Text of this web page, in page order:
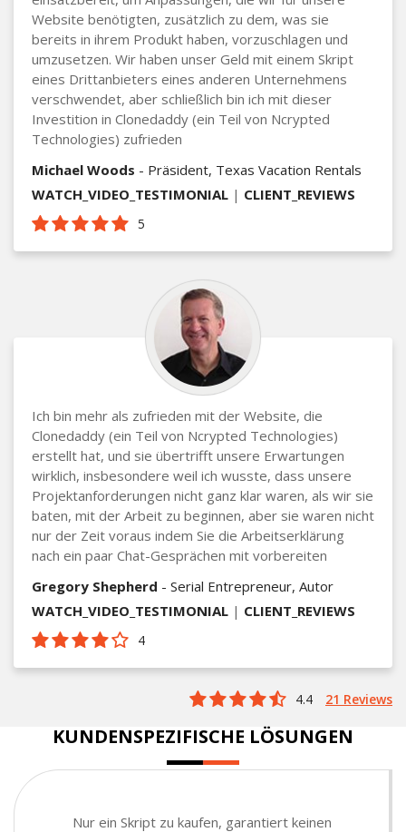
Website benötigten, zusätzlich zu dem, was sie
bereits in ihrem Produkt haben, vorzuschlagen und
umzusetzen. Wir haben unser Geld mit einem Skript
eines Drittanbieters eines anderen Unternehmens
verschwendet, aber schließlich bin ich mit dieser
Investition in Clonedaddy (ein Teil von Ncrypted
Technologies) zufrieden
Michael Woods - Präsident, Texas Vacation Rentals
WATCH_VIDEO_TESTIMONIAL | CLIENT_REVIEWS
5
Ich bin mehr als zufrieden mit der Website, die
Clonedaddy (ein Teil von Ncrypted Technologies)
erstellt hat, und sie übertrifft unsere Erwartungen
wirklich, insbesondere weil ich wusste, dass unsere
Projektanforderungen nicht ganz klar waren, als wir sie
baten, mit der Arbeit zu beginnen, aber sie waren nicht
nur der Zeit voraus indem Sie die Arbeitserklärung
nach ein paar Chat-Gesprächen mit vorbereiten
Gregory Shepherd - Serial Entrepreneur, Autor
WATCH_VIDEO_TESTIMONIAL | CLIENT_REVIEWS
4
4.4 21 Reviews
KUNDENSPEZIFISCHE LÖSUNGEN
Nur ein Skript zu kaufen, garantiert keinen